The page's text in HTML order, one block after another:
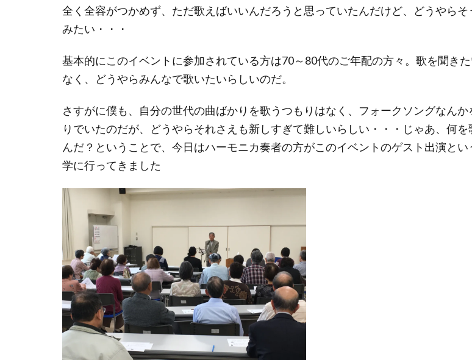
全く全容がつかめず、ただ歌えばいいんだろうと思っていたんだけど、どうやらそ
みたい・・・
基本的にこのイベントに参加されている方は70～80代のご年配の方々。歌を聞き
なく、どうやらみんなで歌いたいらしいのだ。
さすがに僕も、自分の世代の曲ばかりを歌うつもりはなく、フォークソングなんか
りでいたのだが、どうやらそれさえも新しすぎて難しいらしい・・・じゃあ、何を
んだ？ということで、今日はハーモニカ奏者の方がこのイベントのゲスト出演とい
学に行ってきました